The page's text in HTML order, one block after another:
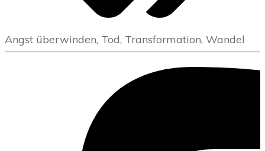
Angst überwinden, Tod, Transformation, Wandel